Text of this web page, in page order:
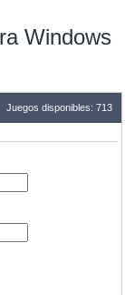
Windows
Juegos disponibles: 713